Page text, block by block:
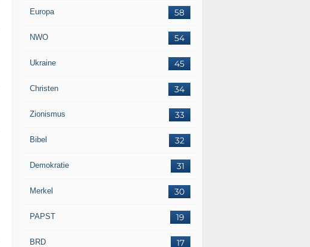
58
Europa
54
NWO
45
Ukraine
34
Christen
33
Zionismus
32
Bibel
31
Demokratie
30
Merkel
19
PAPST
17
BRD